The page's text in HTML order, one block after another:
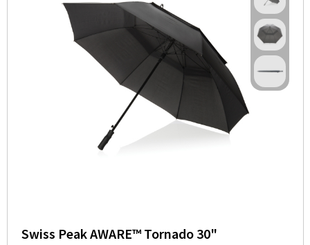
Swiss Peak AWARE™ Tornado 30"